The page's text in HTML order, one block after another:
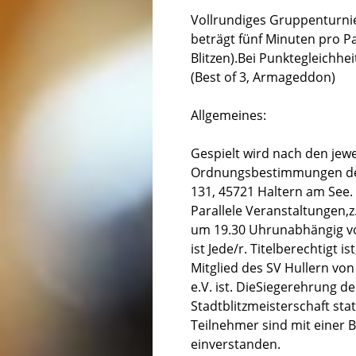
Vollrundiges
beträgt fünf Minuten pro
Blitzen).Bei
(Best of 3, Armageddon)
Allgemeines:
Gespielt wird nach den
Ordnungsbestimmungen
131, 45721 Haltern am
Parallele
um 19.30 Uhrunabhängig
ist Jede/r. Titelberechtigt
Mitglied des SV Hullern
e.V. ist. DieSiegerehrung
Stadtblitzmeisterschaft
Teilnehmer sind mit einer
einverstanden.